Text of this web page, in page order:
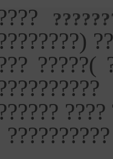
????
??????
??????
????